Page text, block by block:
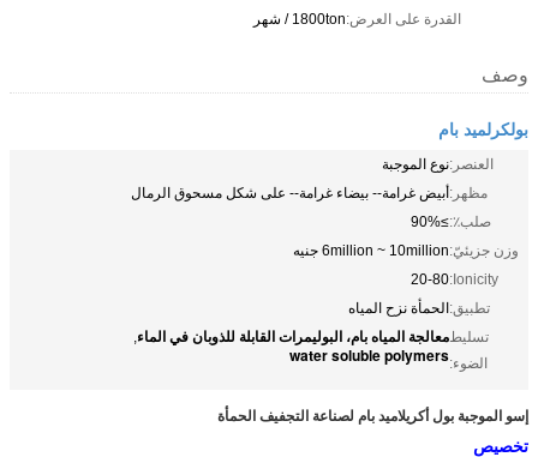
القدرة على العرض:1800ton / شهر
وصف
بولكرلميد بام
العنصر:نوع الموجبة
مظهر:أبيض غرامة-- بيضاء غرامة-- على شكل مسحوق الرمال
صلب٪:≥90%
وزن جزيئيّ:6million ~ 10million جنيه
Ionicity:
20-80
تطبيق:الحمأة نزح المياه
تسليط
الضوء:
معالجة المياه بام، البوليمرات القابلة للذوبان في الماء,
water soluble polymers
إسو الموجبة بول أكريلاميد بام لصناعة التجفيف الحمأة
تخصيص